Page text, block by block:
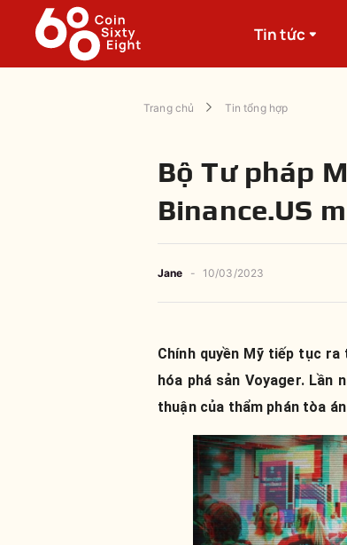
Tin tức
Trang chủ Tin tổng hợp
Bộ Tư pháp
Binance.US
Jane - 10/03/2023
Chính quyền Mỹ tiếp tục
hóa phá sản Voyager. Lần
thuận của thẩm phán tòa